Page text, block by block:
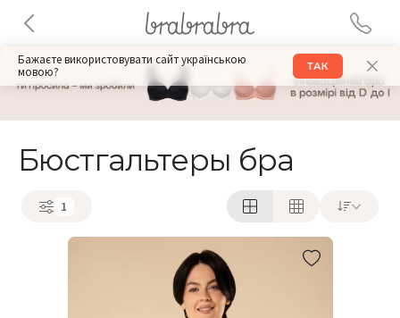
Бажаєте використовувати сайт українською
мовою?
ТАК
Бюстгальтеры бра
1